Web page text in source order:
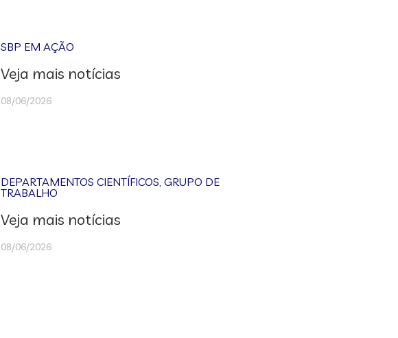
SBP EM AÇÃO
Veja mais notícias
08/06/2026
DEPARTAMENTOS CIENTÍFICOS,GRUPO DE
TRABALHO
Veja mais notícias
08/06/2026